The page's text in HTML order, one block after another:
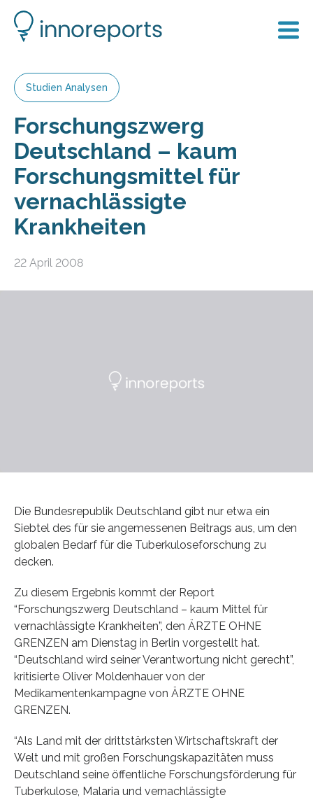
Studien Analysen
Forschungszwerg
Deutschland – kaum
Forschungsmittel für
vernachlässigte
Krankheiten
22 April 2008
Die Bundesrepublik Deutschland gibt nur etwa ein
Siebtel des für sie angemessenen Beitrags aus, um den
globalen Bedarf für die Tuberkuloseforschung zu
decken.
Zu diesem Ergebnis kommt der Report
“Forschungszwerg Deutschland – kaum Mittel für
vernachlässigte Krankheiten”, den ÄRZTE OHNE
GRENZEN am Dienstag in Berlin vorgestellt hat.
“Deutschland wird seiner Verantwortung nicht gerecht”,
kritisierte Oliver Moldenhauer von der
Medikamentenkampagne von ÄRZTE OHNE
GRENZEN.
“Als Land mit der drittstärksten Wirtschaftskraft der
Welt und mit großen Forschungskapazitäten muss
Deutschland seine öffentliche Forschungsförderung für
Tuberkulose, Malaria und vernachlässigte